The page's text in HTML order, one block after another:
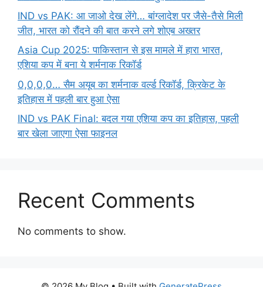
IND vs PAK: आ जाओ देख लेंगे… बांग्लादेश पर जैसे-तैसे मिली
जीत, भारत को रौंदने की बात करने लगे शोएब अख्तर
Asia Cup 2025: पाकिस्तान से इस मामले में हारा भारत,
एशिया कप में बना ये शर्मनाक रिकॉर्ड
0,0,0,0… सैम अयूब का शर्मनाक वर्ल्ड रिकॉर्ड, क्रिकेट के
इतिहास में पहली बार हुआ ऐसा
IND vs PAK Final: बदल गया एशिया कप का इतिहास, पहली
बार खेला जाएगा ऐसा फाइनल
Recent Comments
No comments to show.